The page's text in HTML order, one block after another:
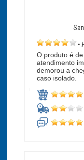
•
O produto é
atendimento
demorou a
caso isolado.